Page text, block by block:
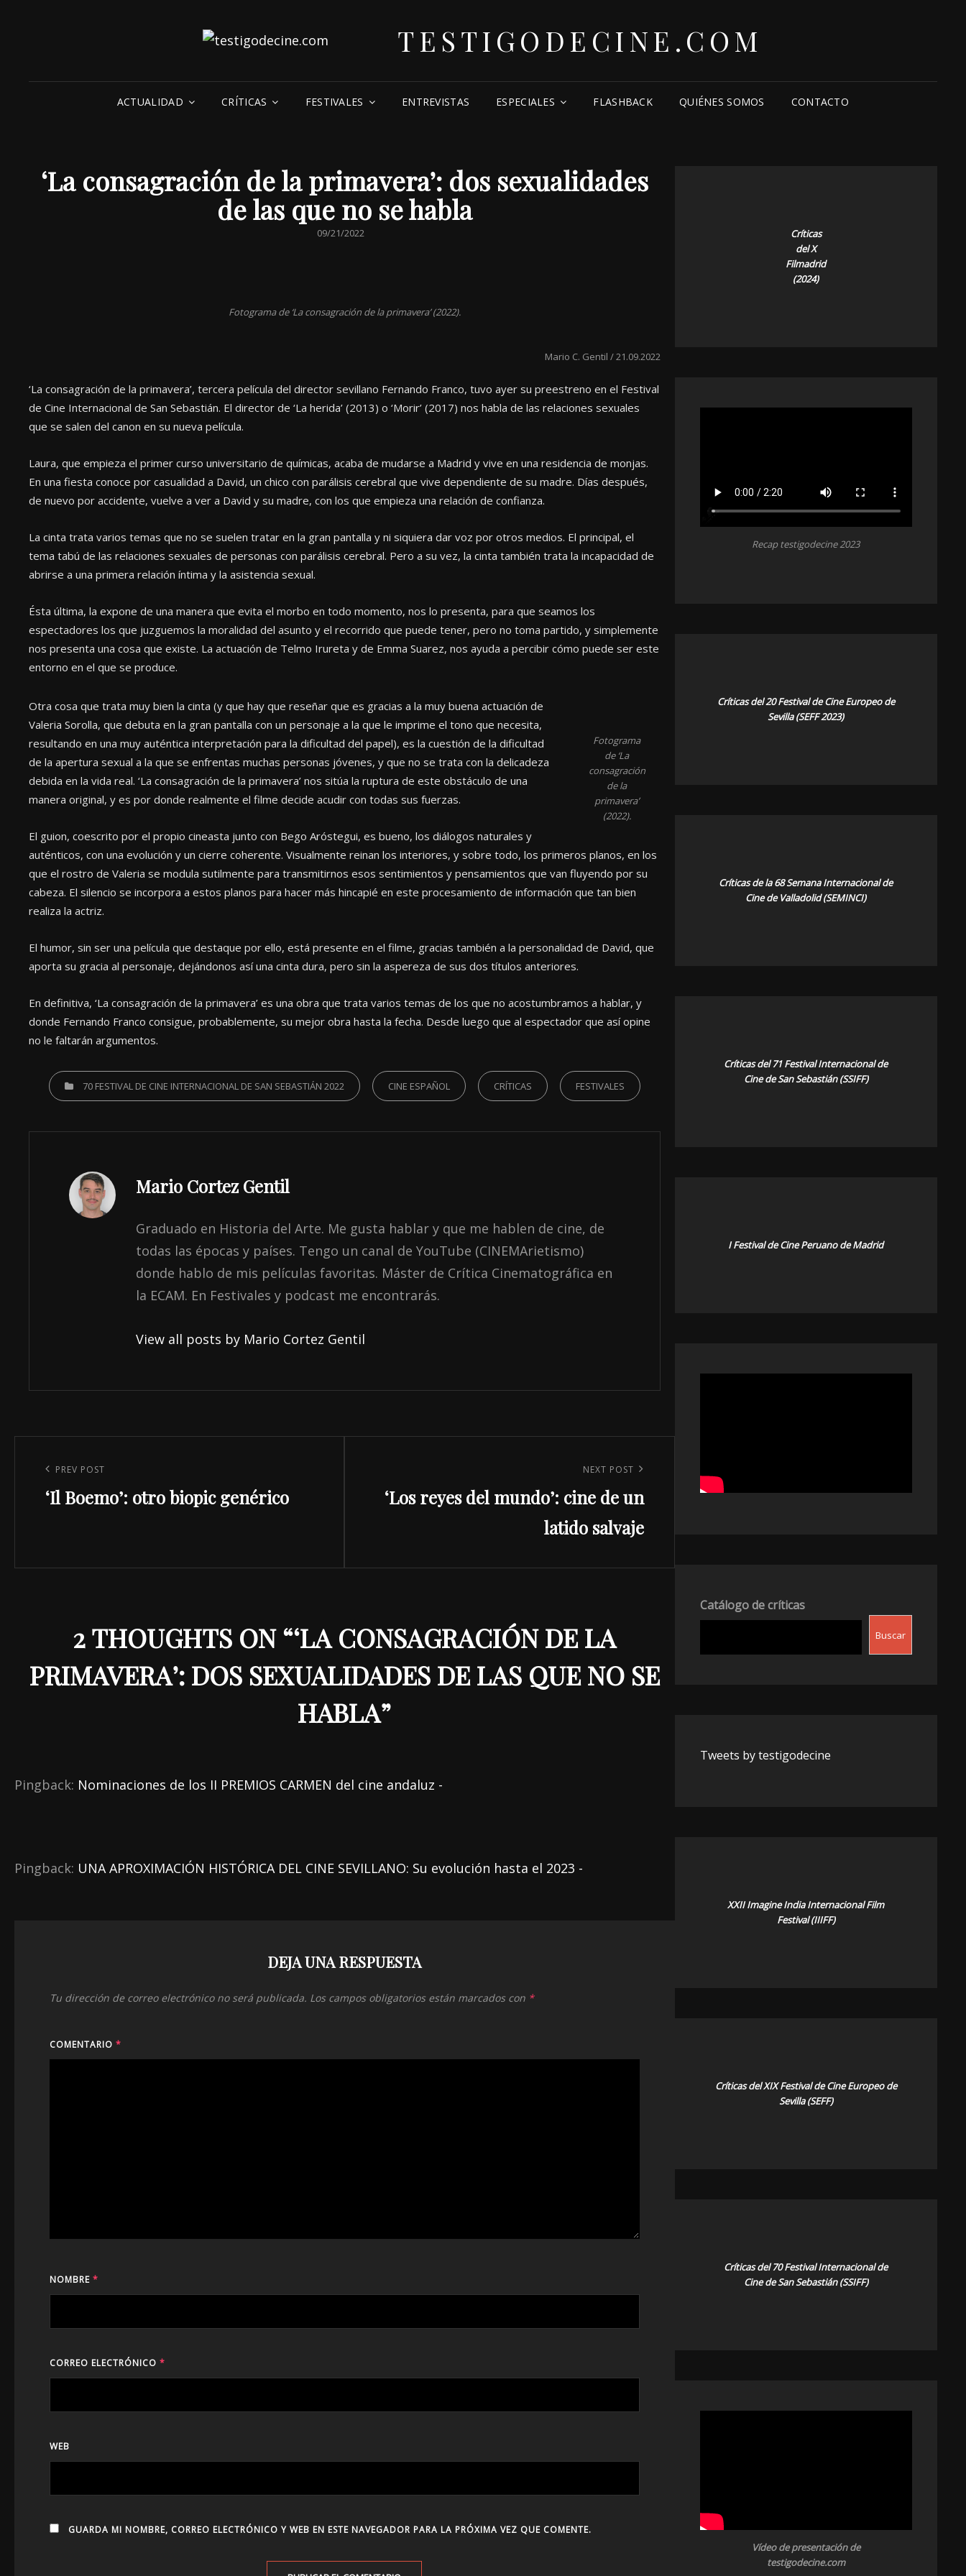
TESTIGODECINE.COM
ACTUALIDAD CRÍTICAS FESTIVALES ENTREVISTAS ESPECIALES FLASHBACK QUIÉNES SOMOS CONTACTO
‘La consagración de la primavera’: dos sexualidades
de las que no se habla
POSTED
09/21/2022
Fotograma de ‘La consagración de la primavera’ (2022).
Mario C. Gentil / 21.09.2022
‘La consagración de la primavera’, tercera película del director sevillano Fernando Franco, tuvo ayer su preestreno en el Festival
de Cine Internacional de San Sebastián. El director de ‘La herida’ (2013) o ‘Morir’ (2017) nos habla de las relaciones sexuales
que se salen del canon en su nueva película.
Laura, que empieza el primer curso universitario de químicas, acaba de mudarse a Madrid y vive en una residencia de monjas.
En una fiesta conoce por casualidad a David, un chico con parálisis cerebral que vive dependiente de su madre. Días después,
de nuevo por accidente, vuelve a ver a David y su madre, con los que empieza una relación de confianza.
La cinta trata varios temas que no se suelen tratar en la gran pantalla y ni siquiera dar voz por otros medios. El principal, el
tema tabú de las relaciones sexuales de personas con parálisis cerebral. Pero a su vez, la cinta también trata la incapacidad de
abrirse a una primera relación íntima y la asistencia sexual.
Ésta última, la expone de una manera que evita el morbo en todo momento, nos lo presenta, para que seamos los
espectadores los que juzguemos la moralidad del asunto y el recorrido que puede tener, pero no toma partido, y simplemente
nos presenta una cosa que existe. La actuación de Telmo Irureta y de Emma Suarez, nos ayuda a percibir cómo puede ser este
entorno en el que se produce.
Fotograma
de ‘La
consagración
de la
primavera’
(2022).
Otra cosa que trata muy bien la cinta (y que hay que reseñar que es gracias a la muy buena actuación de
Valeria Sorolla, que debuta en la gran pantalla con un personaje a la que le imprime el tono que necesita,
resultando en una muy auténtica interpretación para la dificultad del papel), es la cuestión de la dificultad
de la apertura sexual a la que se enfrentas muchas personas jóvenes, y que no se trata con la delicadeza
debida en la vida real. ‘La consagración de la primavera’ nos sitúa la ruptura de este obstáculo de una
manera original, y es por donde realmente el filme decide acudir con todas sus fuerzas.
El guion, coescrito por el propio cineasta junto con Bego Aróstegui, es bueno, los diálogos naturales y
auténticos, con una evolución y un cierre coherente. Visualmente reinan los interiores, y sobre todo, los primeros planos, en los
que el rostro de Valeria se modula sutilmente para transmitirnos esos sentimientos y pensamientos que van fluyendo por su
cabeza. El silencio se incorpora a estos planos para hacer más hincapié en este procesamiento de información que tan bien
realiza la actriz.
El humor, sin ser una película que destaque por ello, está presente en el filme, gracias también a la personalidad de David, que
aporta su gracia al personaje, dejándonos así una cinta dura, pero sin la aspereza de sus dos títulos anteriores.
En definitiva, ‘La consagración de la primavera’ es una obra que trata varios temas de los que no acostumbramos a hablar, y
donde Fernando Franco consigue, probablemente, su mejor obra hasta la fecha. Desde luego que al espectador que así opine
no le faltarán argumentos.
CATEGORIES70 FESTIVAL DE CINE INTERNACIONAL DE SAN SEBASTIÁN 2022 CINE ESPAÑOL CRÍTICAS FESTIVALES
Author:
Mario Cortez Gentil
Graduado en Historia del Arte. Me gusta hablar y que me hablen de cine, de
todas las épocas y países. Tengo un canal de YouTube (CINEMArietismo)
donde hablo de mis películas favoritas. Máster de Crítica Cinematográfica en
la ECAM. En Festivales y podcast me encontrarás.
View all posts by Mario Cortez Gentil
entradas
Previous
Post
PREV POST
‘Il Boemo’: otro biopic genérico
Post
NEXT POST
‘Los reyes del mundo’: cine de un
latido salvaje
2 THOUGHTS ON “‘LA CONSAGRACIÓN DE LA
PRIMAVERA’: DOS SEXUALIDADES DE LAS QUE NO SE
HABLA”
Pingback: Nominaciones de los II PREMIOS CARMEN del cine andaluz -
Pingback: UNA APROXIMACIÓN HISTÓRICA DEL CINE SEVILLANO: Su evolución hasta el 2023 -
DEJA UNA RESPUESTA
Tu dirección de correo electrónico no será publicada. Los campos obligatorios están marcados con *
COMENTARIO *
NOMBRE *
CORREO ELECTRÓNICO *
WEB
GUARDA MI NOMBRE, CORREO ELECTRÓNICO Y WEB EN ESTE NAVEGADOR PARA LA PRÓXIMA VEZ QUE COMENTE.
Críticas
del X
Filmadrid
(2024)
Recap testigodecine 2023
Críticas del 20 Festival de Cine Europeo de
Sevilla (SEFF 2023)
Críticas de la 68 Semana Internacional de
Cine de Valladolid (SEMINCI)
Críticas del 71 Festival Internacional de
Cine de San Sebastián (SSIFF)
I Festival de Cine Peruano de Madrid
Catálogo de críticas
Buscar
Tweets by testigodecine
XXII Imagine India Internacional Film
Festival (IIIFF)
Críticas del XIX Festival de Cine Europeo de
Sevilla (SEFF)
Críticas del 70 Festival Internacional de
Cine de San Sebastián (SSIFF)
Vídeo de presentación de
testigodecine.com